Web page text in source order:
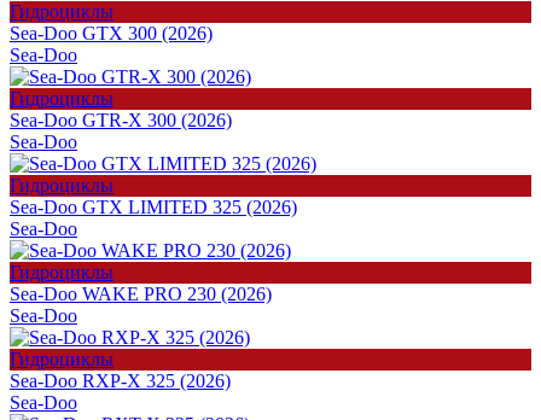
Гидроциклы
Sea-Doo GTX 300 (2026)
Sea-Doo
Гидроциклы
Sea-Doo GTR-X 300 (2026)
Sea-Doo
Гидроциклы
Sea-Doo GTX LIMITED 325 (2026)
Sea-Doo
Гидроциклы
Sea-Doo WAKE PRO 230 (2026)
Sea-Doo
Гидроциклы
Sea-Doo RXP-X 325 (2026)
Sea-Doo